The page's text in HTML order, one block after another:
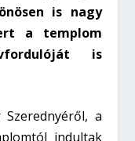
is nagy
a templom
is
a
indultak